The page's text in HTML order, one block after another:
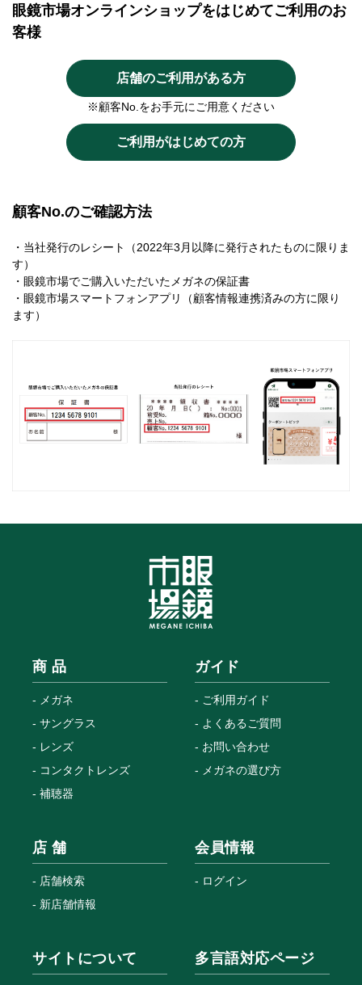
眼鏡市場オンラインショップをはじめてご利用のお
客様
店舗のご利用がある方
※顧客No.をお手元にご用意ください
ご利用がはじめての方
顧客No.のご確認方法
・当社発行のレシート（2022年3月以降に発行されたものに限りま
す）
・眼鏡市場でご購入いただいたメガネの保証書
・眼鏡市場スマートフォンアプリ（顧客情報連携済みの方に限り
ます）
商 品
メガネ
サングラス
レンズ
コンタクトレンズ
補聴器
ガイド
ご利用ガイド
よくあるご質問
お問い合わせ
メガネの選び方
店 舗
店舗検索
新店舗情報
会員情報
ログイン
サイトについて 多言語対応ページ